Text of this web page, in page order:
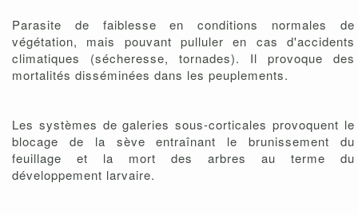
Parasite de faiblesse en conditions normales de
végétation, mais pouvant pulluler en cas d'accidents
climatiques (sécheresse, tornades). Il provoque des
mortalités disséminées dans les peuplements.
Les systèmes de galeries sous-corticales provoquent le
blocage de la sève entraînant le brunissement du
feuillage et la mort des arbres au terme du
développement larvaire.